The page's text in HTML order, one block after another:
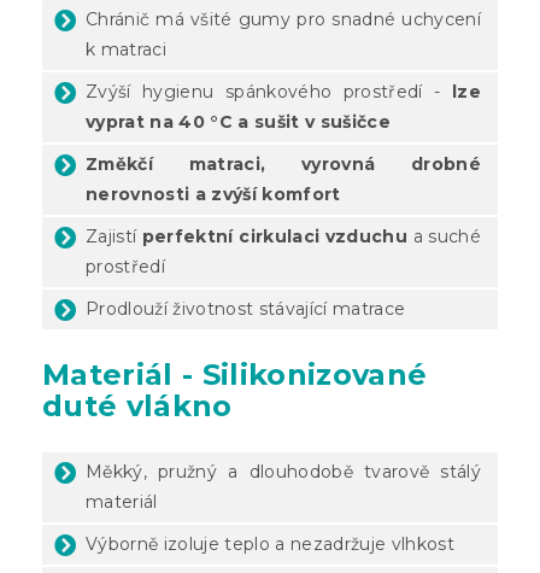
Chránič má všité gumy pro snadné uchycení
k matraci
Zvýší hygienu spánkového prostředí - lze
vyprat na 40 °C a sušit v sušičce
Změkčí matraci, vyrovná drobné
nerovnosti a zvýší komfort
Zajistí perfektní cirkulaci vzduchu a suché
prostředí
Prodlouží životnost stávající matrace
Materiál - Silikonizované
duté vlákno
Měkký, pružný a dlouhodobě tvarově stálý
materiál
Výborně izoluje teplo a nezadržuje vlhkost